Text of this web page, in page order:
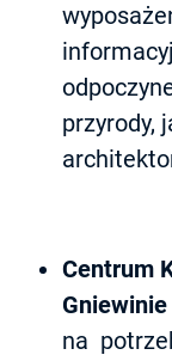
przyrody,
Centrum
Gniewinie
na